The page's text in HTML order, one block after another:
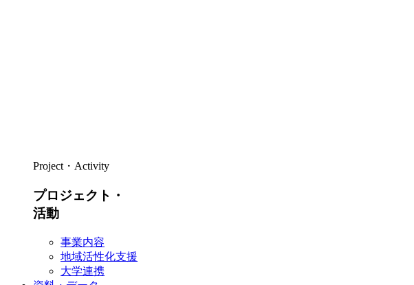
Project・Activity
プロジェクト・
活動
事業内容
地域活性化支援
大学連携